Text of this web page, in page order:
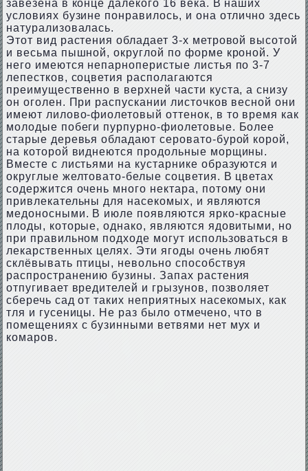
завезена в конце далекого 16 века. В наших
условиях бузине понравилось, и она отлично здесь
натурализовалась.
Этот вид растения обладает 3-х метровой высотой
и весьма пышной, округлой по форме кроной. У
него имеются непарноперистые листья по 3-7
лепестков, соцветия располагаются
преимущественно в верхней части куста, а снизу
он оголен. При распускании листочков весной они
имеют лилово-фиолетовый оттенок, в то время как
молодые побеги пурпурно-фиолетовые. Более
старые деревья обладают серовато-бурой корой,
на которой виднеются продольные морщины.
Вместе с листьями на кустарнике образуются и
округлые желтовато-белые соцветия. В цветах
содержится очень много нектара, потому они
привлекательны для насекомых, и являются
медоносными. В июле появляются ярко-красные
плоды, которые, однако, являются ядовитыми, но
при правильном подходе могут использоваться в
лекарственных целях. Эти ягоды очень любят
склёвывать птицы, невольно способствуя
распространению бузины. Запах растения
отпугивает вредителей и грызунов, позволяет
сберечь сад от таких неприятных насекомых, как
тля и гусеницы. Не раз было отмечено, что в
помещениях с бузинными ветвями нет мух и
комаров.